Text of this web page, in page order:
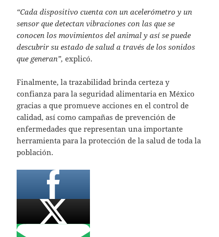
“Cada dispositivo cuenta con un acelerómetro y un
sensor que detectan vibraciones con las que se
conocen los movimientos del animal y así se puede
descubrir su estado de salud a través de los sonidos
que generan”, explicó.
Finalmente, la trazabilidad brinda certeza y
confianza para la seguridad alimentaria en México
gracias a que promueve acciones en el control de
calidad, así como campañas de prevención de
enfermedades que representan una importante
herramienta para la protección de la salud de toda la
población.